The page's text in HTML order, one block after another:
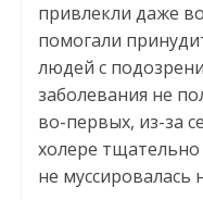
привлекли даже
помогали
людей с
заболевания не
во-первых, из-за
холере
не муссировалась